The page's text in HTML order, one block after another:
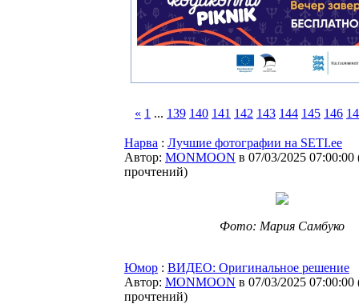
« 1 ... 139 140 141 142 143 144 145 146
Нарва : Лучшие фотографии на SETI.ee
Автор: MONMOON в 07/03/2025 07:00:00
прочтений)
Фото: Мария Самбуко
Юмор : ВИДЕО: Оригинальное решение
Автор: MONMOON в 07/03/2025 07:00:00
прочтений)